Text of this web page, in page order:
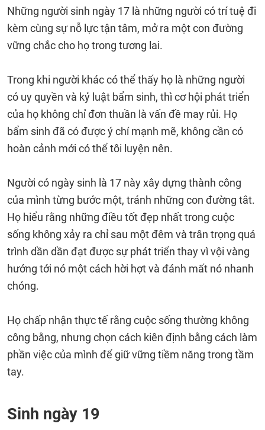
Những người sinh ngày 17 là những người có trí tuệ đi
kèm cùng sự nỗ lực tận tâm, mở ra một con đường
vững chắc cho họ trong tương lai.
Trong khi người khác có thể thấy họ là những người
có uy quyền và kỷ luật bẩm sinh, thì cơ hội phát triển
của họ không chỉ đơn thuần là vấn đề may rủi. Họ
bẩm sinh đã có được ý chí mạnh mẽ, không cần có
hoàn cảnh mới có thể tôi luyện nên.
Người có ngày sinh là 17 này xây dựng thành công
của mình từng bước một, tránh những con đường tắt.
Họ hiểu rằng những điều tốt đẹp nhất trong cuộc
sống không xảy ra chỉ sau một đêm và trân trọng quá
trình dần dần đạt được sự phát triển thay vì vội vàng
hướng tới nó một cách hời hợt và đánh mất nó nhanh
chóng.
Họ chấp nhận thực tế rằng cuộc sống thường không
công bằng, nhưng chọn cách kiên định bằng cách làm
phần việc của mình để giữ vững tiềm năng trong tầm
tay.
Sinh ngày 19